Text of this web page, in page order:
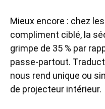
Mieux encore : chez
compliment ciblé, la
grimpe de 35 % par
passe-partout.
nous rend unique ou
de projecteur intérieur.